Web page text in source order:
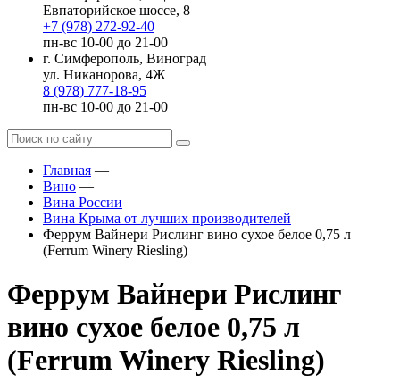
Евпаторийское шоссе, 8
+7 (978) 272-92-40
пн-вс 10-00 до 21-00
г. Симферополь, Виноград
ул. Никанорова, 4Ж
8 (978) 777-18-95
пн-вс 10-00 до 21-00
Главная —
Вино —
Вина России —
Вина Крыма от лучших производителей —
Феррум Вайнери Рислинг вино сухое белое 0,75 л
(Ferrum Winery Riesling)
Феррум Вайнери Рислинг
вино сухое белое 0,75 л
(Ferrum Winery Riesling)